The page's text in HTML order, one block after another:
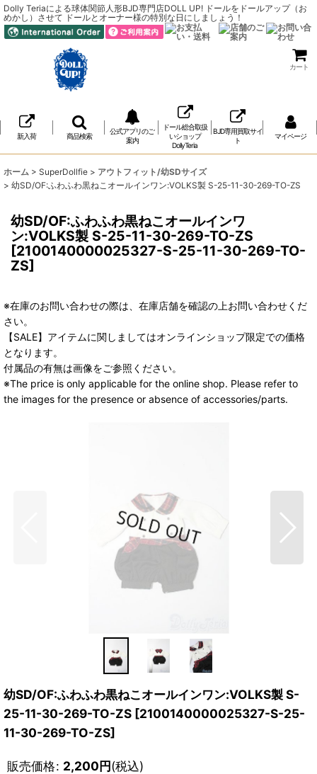
Dolly Teriaによる球体関節人形BJD専門店DOLL UP! ドールをドールアップ（お
めかし）させて ドールとオーナー様の特別な日にしましょう！
カート
新入荷 商品検索
公式アプリのご
案内
ドール総合取扱
いショップ
DollyTeria
BJD専用買取サイ
ト
マイページ
ホーム > SuperDollfie > アウトフィット/幼SDサイズ
> 幼SD/OF:ふわふわ黒ねこオールインワン:VOLKS製 S-25-11-30-269-TO-ZS
幼SD/OF:ふわふわ黒ねこオールインワ
ン:VOLKS製 S-25-11-30-269-TO-ZS
[2100140000025327-S-25-11-30-269-TO-
ZS]
※在庫のお問い合わせの際は、在庫店舗を確認の上お問い合わせくだ
さい。
【SALE】アイテムに関しましてはオンラインショップ限定での価格
となります。
付属品の有無は画像をご参照ください。
※The price is only applicable for the online shop. Please refer to
the images for the presence or absence of accessories/parts.
幼SD/OF:ふわふわ黒ねこオールインワン:VOLKS製 S-
25-11-30-269-TO-ZS [2100140000025327-S-25-
11-30-269-TO-ZS]
販売価格: 2,200円(税込)